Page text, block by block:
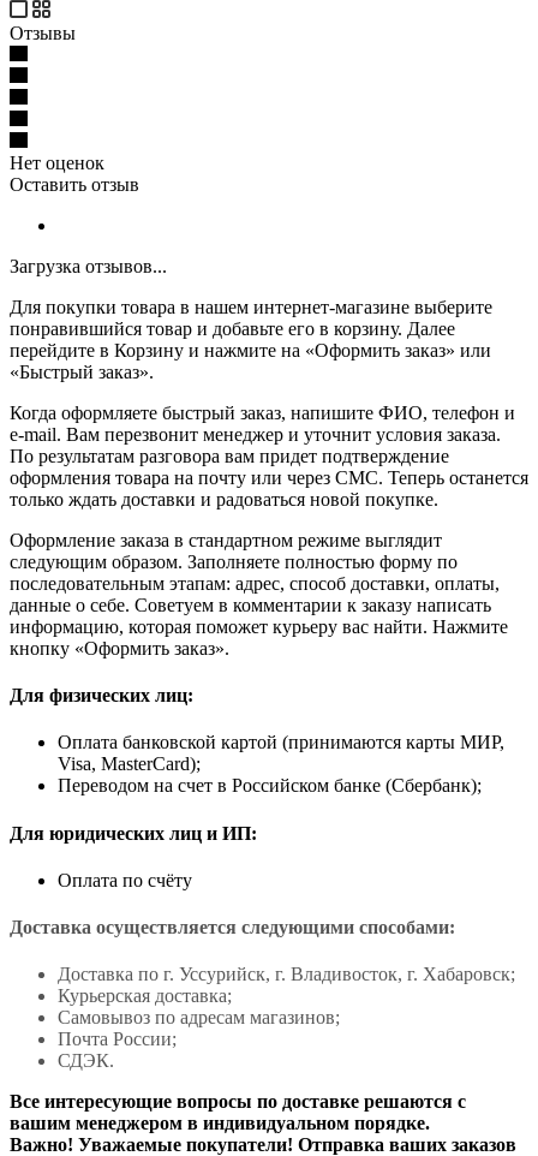
Отзывы
Нет оценок
Оставить отзыв
Загрузка отзывов...
Для покупки товара в нашем интернет-магазине выберите
понравившийся товар и добавьте его в корзину. Далее
перейдите в Корзину и нажмите на «Оформить заказ» или
«Быстрый заказ».
Когда оформляете быстрый заказ, напишите ФИО, телефон и
e-mail. Вам перезвонит менеджер и уточнит условия заказа.
По результатам разговора вам придет подтверждение
оформления товара на почту или через СМС. Теперь останется
только ждать доставки и радоваться новой покупке.
Оформление заказа в стандартном режиме выглядит
следующим образом. Заполняете полностью форму по
последовательным этапам: адрес, способ доставки, оплаты,
данные о себе. Советуем в комментарии к заказу написать
информацию, которая поможет курьеру вас найти. Нажмите
кнопку «Оформить заказ».
Для физических лиц:
Оплата банковской картой (принимаются карты МИР,
Visa, MasterCard);
Переводом на счет в Российском банке (Сбербанк);
Для юридических лиц и ИП:
Оплата по счёту
Доставка осуществляется следующими способами:
Доставка по г. Уссурийск, г. Владивосток, г. Хабаровск;
Курьерская доставка;
Самовывоз по адресам магазинов;
Почта России;
СДЭК.
Все интересующие вопросы по доставке решаются с
вашим менеджером в индивидуальном порядке.
Важно! Уважаемые покупатели! Отправка ваших заказов